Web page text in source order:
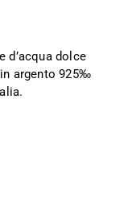
d’acqua dolce
argento 925‰